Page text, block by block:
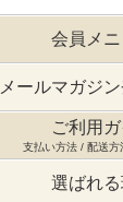
会員メ
メールマガジ
ご利用
支払い方法 / 配送方
選ばれ